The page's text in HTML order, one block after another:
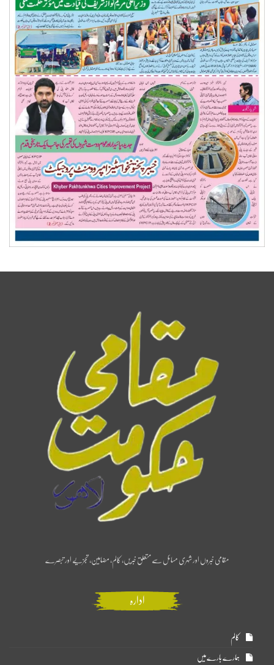
مقامی خبروں اور شہری مسائل سے متعلق خبریں، کالم، مضامین، تجزیے اور تبصرے
ادارہ
کالم
ہمارے بارے میں